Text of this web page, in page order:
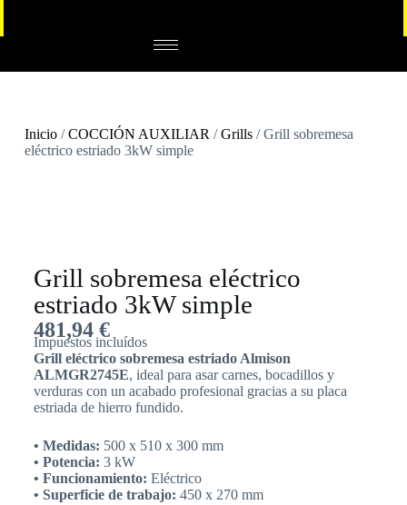
Inicio/COCCIÓN AUXILIAR /Grills/ Grill sobremesa
eléctrico estriado 3kW simple
Grill sobremesa eléctrico
estriado 3kW simple
481,94 €
Impuestos incluídos
Grill eléctrico sobremesa estriado Almison
ALMGR2745E, ideal para asar carnes, bocadillos y
verduras con un acabado profesional gracias a su placa
estriada de hierro fundido.
• Medidas: 500 x 510 x 300 mm
• Potencia: 3 kW
• Funcionamiento: Eléctrico
• Superficie de trabajo: 450 x 270 mm